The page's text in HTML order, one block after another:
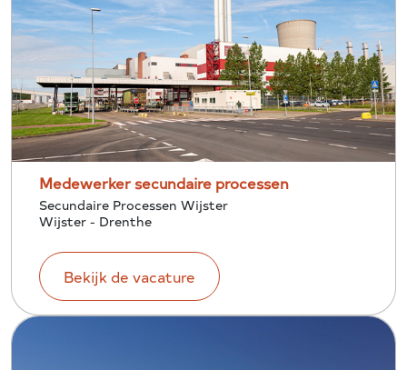
Medewerker secundaire processen
Secundaire Processen Wijster
Wijster - Drenthe
Bekijk de vacature